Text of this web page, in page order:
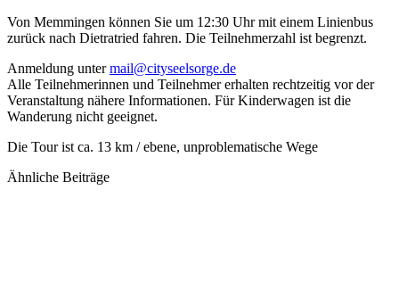
Von Memmingen können Sie um 12:30 Uhr mit einem Linienbus
zurück nach Dietratried fahren. Die Teilnehmerzahl ist begrenzt.
Anmeldung untermail@cityseelsorge.de
Alle Teilnehmerinnen und Teilnehmer erhalten rechtzeitig vor der
Veranstaltung nähere Informationen. Für Kinderwagen ist die
Wanderung nicht geeignet.
Die Tour ist ca. 13 km / ebene, unproblematische Wege
Ähnliche Beiträge